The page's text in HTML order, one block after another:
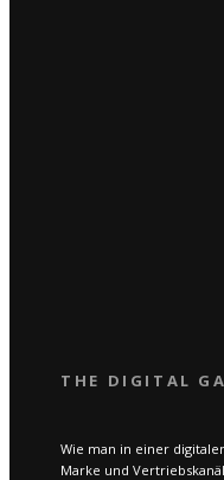
THE DIGITAL
Wie man in einer
Marke und